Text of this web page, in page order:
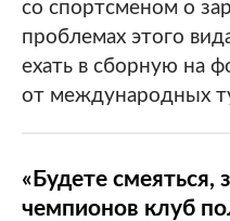
со спортсменом о
проблемах этого
ехать в сборную на
от международных
«Будете смеяться,
чемпионов клуб